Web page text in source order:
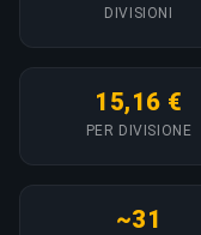
DIVISIONI
15,16 €
PER DIVISIONE
~31